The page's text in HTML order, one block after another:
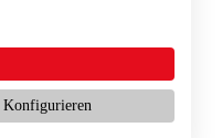
Konfigurieren